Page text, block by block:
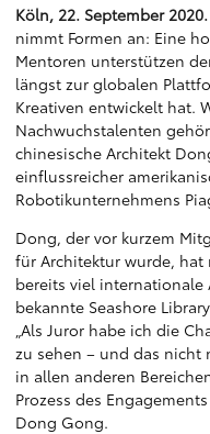
Köln, 22. September 2020.
nimmt Formen an: Eine
Mentoren unterstützen
längst zur globalen
Kreativen entwickelt hat.
Nachwuchstalenten
chinesische Architekt
einflussreicher
Robotikunternehmens
Dong, der vor kurzem
für Architektur wurde, hat
bereits viel
bekannte Seashore
„Als Juror habe ich die
zu sehen – und das nicht
in allen anderen
Prozess des
Dong Gong.